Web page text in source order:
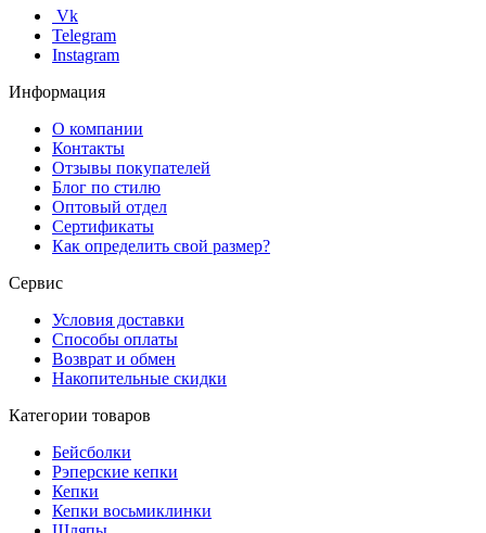
Vk
Telegram
Instagram
Информация
О компании
Контакты
Отзывы покупателей
Блог по стилю
Оптовый отдел
Сертификаты
Как определить свой размер?
Сервис
Условия доставки
Способы оплаты
Возврат и обмен
Накопительные скидки
Категории товаров
Бейсболки
Рэперские кепки
Кепки
Кепки восьмиклинки